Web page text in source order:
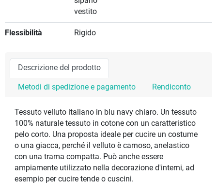
vestito
Flessibilità Rigido
Descrizione del prodotto
Metodi di spedizione e pagamento Rendiconto
Tessuto velluto italiano in blu navy chiaro. Un tessuto
100% naturale tessuto in cotone con un caratteristico
pelo corto. Una proposta ideale per cucire un costume
o una giacca, perché il velluto è carnoso, anelastico
con una trama compatta. Può anche essere
ampiamente utilizzato nella decorazione d'interni, ad
esempio per cucire tende o cuscini.